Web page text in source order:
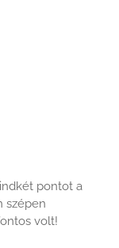
pontot a
szépen
volt!